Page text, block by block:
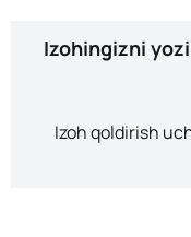
Izohingizni
Izoh qoldirish